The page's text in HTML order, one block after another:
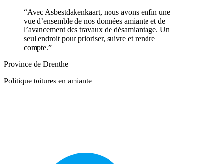
“Avec Asbestdakenkaart, nous avons enfin une
vue d’ensemble de nos données amiante et de
l’avancement des travaux de désamiantage. Un
seul endroit pour prioriser, suivre et rendre
compte.”
Province de Drenthe
Politique toitures en amiante